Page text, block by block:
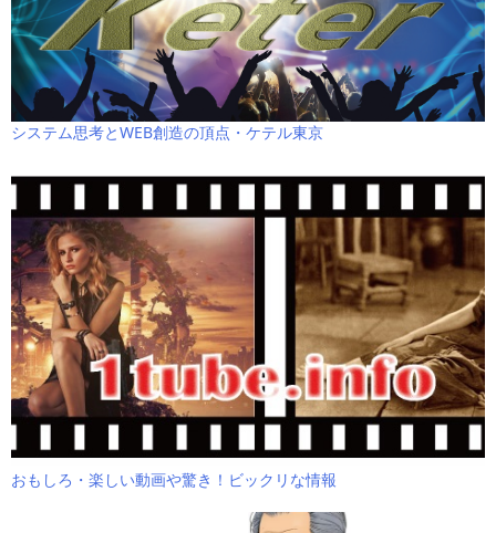
システム思考とWEB創造の頂点・ケテル東京
おもしろ・楽しい動画や驚き！ビックリな情報